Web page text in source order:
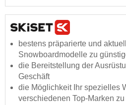
bestens präparierte und
Snowboardmodelle zu
die Bereitstellung der
Geschäft
die Möglichkeit Ihr spezielles
verschiedenen Top-Marken